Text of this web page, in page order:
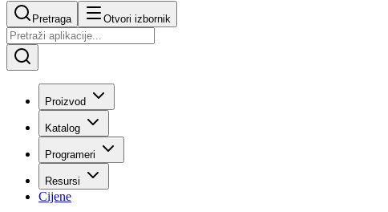
Pretraga Otvori izbornik
Proizvod
Katalog
Programeri
Resursi
Cijene